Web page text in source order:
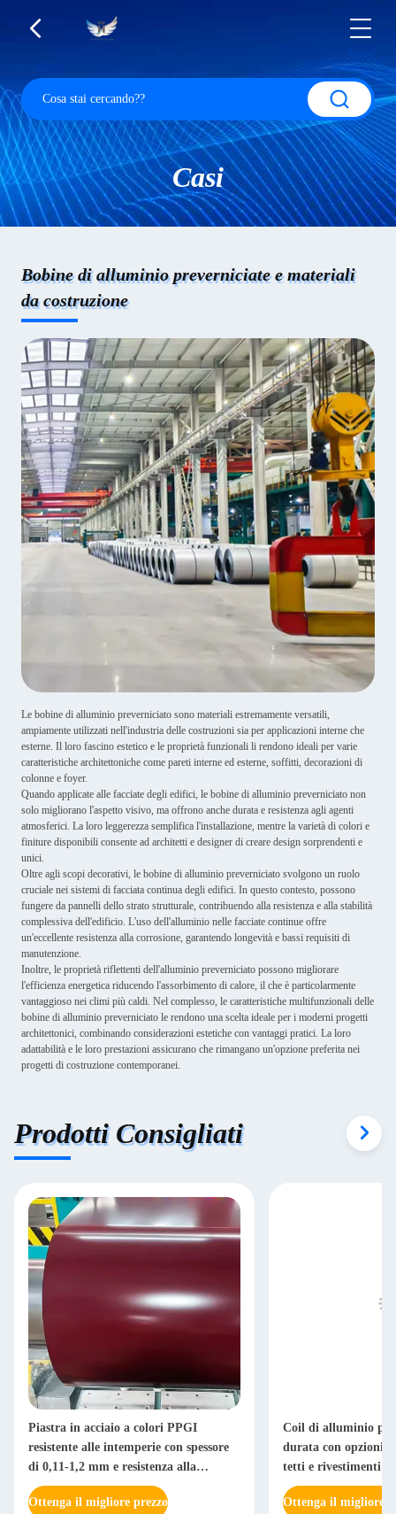
Casi
Bobine di alluminio preverniciate e materiali
da costruzione
Le bobine di alluminio preverniciato sono materiali estremamente versatili,
ampiamente utilizzati nell'industria delle costruzioni sia per applicazioni interne che
esterne. Il loro fascino estetico e le proprietà funzionali li rendono ideali per varie
caratteristiche architettoniche come pareti interne ed esterne, soffitti, decorazioni di
colonne e foyer.
Quando applicate alle facciate degli edifici, le bobine di alluminio preverniciato non
solo migliorano l'aspetto visivo, ma offrono anche durata e resistenza agli agenti
atmosferici. La loro leggerezza semplifica l'installazione, mentre la varietà di colori e
finiture disponibili consente ad architetti e designer di creare design sorprendenti e
unici.
Oltre agli scopi decorativi, le bobine di alluminio preverniciato svolgono un ruolo
cruciale nei sistemi di facciata continua degli edifici. In questo contesto, possono
fungere da pannelli dello strato strutturale, contribuendo alla resistenza e alla stabilità
complessiva dell'edificio. L'uso dell'alluminio nelle facciate continue offre
un'eccellente resistenza alla corrosione, garantendo longevità e bassi requisiti di
manutenzione.
Inoltre, le proprietà riflettenti dell'alluminio preverniciato possono migliorare
l'efficienza energetica riducendo l'assorbimento di calore, il che è particolarmente
vantaggioso nei climi più caldi. Nel complesso, le caratteristiche multifunzionali delle
bobine di alluminio preverniciato le rendono una scelta ideale per i moderni progetti
architettonici, combinando considerazioni estetiche con vantaggi pratici. La loro
adattabilità e le loro prestazioni assicurano che rimangano un'opzione preferita nei
progetti di costruzione contemporanei.
Prodotti Consigliati
Piastra in acciaio a colori PPGI
resistente alle intemperie con spessore
di 0,11-1,2 mm e resistenza alla
trazione G550 per tetti e rivestimenti
murali
Ottenga il migliore prezzo
Coil di alluminio
durata con opzioni
tetti e rivestimenti
Ottenga il migliore